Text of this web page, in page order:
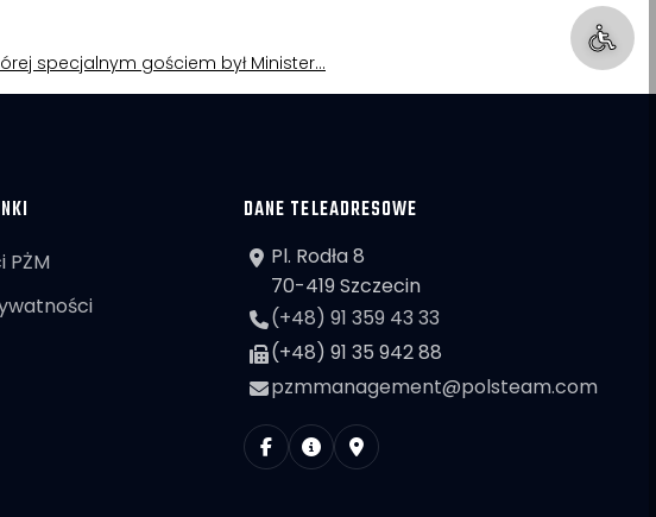
specjalnym gościem był Minister…
PŻM
DANE TELEADRESOWE
Pl. Rodła 8
70-419 Szczecin
(+48) 91 359 43 33
(+48) 91 35 942 88
pzmmanagement@polsteam.com